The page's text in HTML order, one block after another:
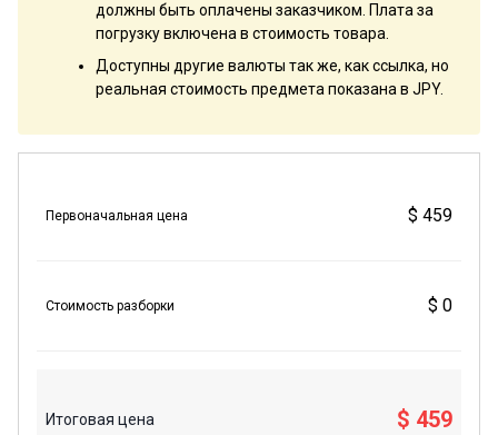
должны быть оплачены заказчиком. Плата за
погрузку включена в стоимость товара.
Доступны другие валюты так же, как ссылка, но
реальная стоимость предмета показана в JPY.
Первоначальная цена $ 459
Стоимость разборки $ 0
Итоговая цена $ 459